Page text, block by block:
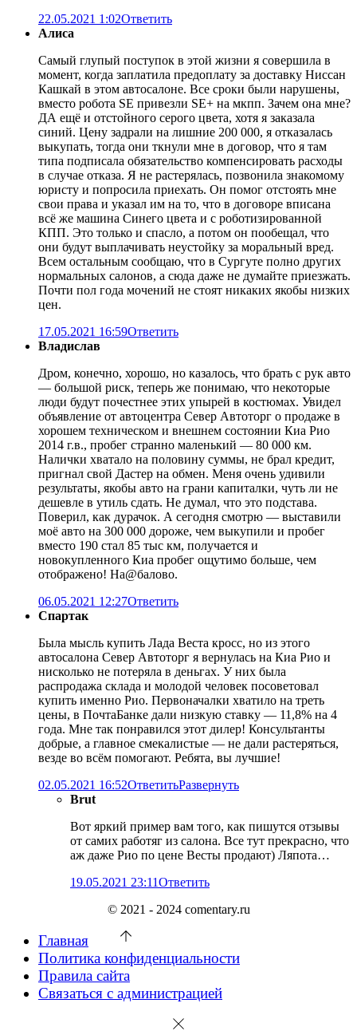
22.05.2021 1:02Ответить
Алиса
Самый глупый поступок в этой жизни я совершила в
момент, когда заплатила предоплату за доставку Ниссан
Кашкай в этом автосалоне. Все сроки были нарушены,
вместо робота SE привезли SE+ на мкпп. Зачем она мне?
ДА ещё и отстойного серого цвета, хотя я заказала
синий. Цену задрали на лишние 200 000, я отказалась
выкупать, тогда они ткнули мне в договор, что я там
типа подписала обязательство компенсировать расходы
в случае отказа. Я не растерялась, позвонила знакомому
юристу и попросила приехать. Он помог отстоять мне
свои права и указал им на то, что в договоре вписана
всё же машина Синего цвета и с роботизированной
КПП. Это только и спасло, а потом он пообещал, что
они будут выплачивать неустойку за моральный вред.
Всем остальным сообщаю, что в Сургуте полно других
нормальных салонов, а сюда даже не думайте приезжать.
Почти пол года мочений не стоят никаких якобы низких
цен.
17.05.2021 16:59Ответить
Владислав
Дром, конечно, хорошо, но казалось, что брать с рук авто
— большой риск, теперь же понимаю, что некоторые
люди будут почестнее этих упырей в костюмах. Увидел
объявление от автоцентра Север Автоторг о продаже в
хорошем техническом и внешнем состоянии Киа Рио
2014 г.в., пробег странно маленький — 80 000 км.
Налички хватало на половину суммы, не брал кредит,
пригнал свой Дастер на обмен. Меня очень удивили
результаты, якобы авто на грани капиталки, чуть ли не
дешевле в утиль сдать. Не думал, что это подстава.
Поверил, как дурачок. А сегодня смотрю — выставили
моё авто на 300 000 дороже, чем выкупили и пробег
вместо 190 стал 85 тыс км, получается и
новокупленного Киа пробег ощутимо больше, чем
отображено! На@балово.
06.05.2021 12:27Ответить
Спартак
Была мысль купить Лада Веста кросс, но из этого
автосалона Север Автоторг я вернулась на Киа Рио и
нисколько не потеряла в деньгах. У них была
распродажа склада и молодой человек посоветовал
купить именно Рио. Первоначалки хватило на треть
цены, в ПочтаБанке дали низкую ставку — 11,8% на 4
года. Мне так понравился этот дилер! Консультанты
добрые, а главное смекалистые — не дали растеряться,
везде во всём помогают. Ребята, вы лучшие!
02.05.2021 16:52ОтветитьРазвернуть
Brut
Вот яркий пример вам того, как пишутся отзывы
от самих работяг из салона. Все тут прекрасно, что
аж даже Рио по цене Весты продают) Ляпота…
19.05.2021 23:11Ответить
© 2021 - 2024 comentary.ru
Главная
Политика конфиденциальности
Правила сайта
Связаться с администрацией